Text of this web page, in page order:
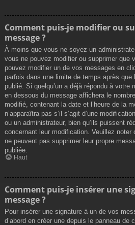
Comment puis-je modifier ou
message ?
À moins que vous ne soyez un
vous ne pouvez modifier ou supprimer que
pouvez modifier un de vos messages en
parfois dans une limite de temps après
publié. Si quelqu’un a déjà répondu à
en dessous du message affichera le
modifié, contenant la date et l’heure de la
n’apparaîtra pas s’il s’agit d’une
ou un administrateur, bien qu’ils puissent
concernant leur modification. Veuillez noter
ne peuvent pas supprimer leur propre
publiée.
Haut
Comment puis-je insérer une
message ?
Pour insérer une signature à un de vos
d’abord en créer une depuis le panneau de